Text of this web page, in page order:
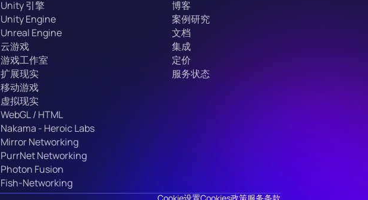
Unity 引擎
Unity Engine
Unreal Engine
云游戏
游戏工作室
扩展现实
移动游戏
虚拟现实
WebGL / HTML
Nakama - Heroic Labs
Mirror Networking
PurrNet Networking
Photon Fusion
Fish-Networking
博客
案例研究
文档
集成
定价
服务状态